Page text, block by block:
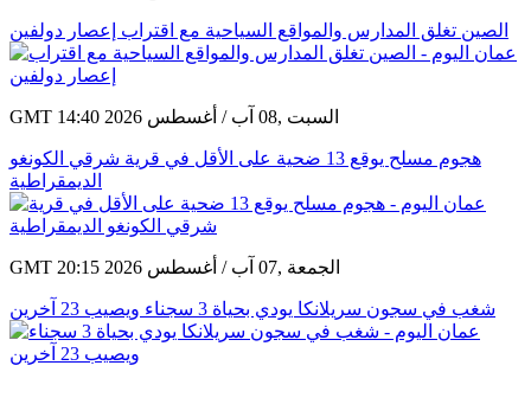
الصين تغلق المدارس والمواقع السياحية مع اقتراب إعصار دولفين
GMT 14:40 2026 السبت ,08 آب / أغسطس
هجوم مسلح يوقع 13 ضحية على الأقل في قرية شرقي الكونغو
الديمقراطية
GMT 20:15 2026 الجمعة ,07 آب / أغسطس
شغب في سجون سريلانكا يودي بحياة 3 سجناء ويصيب 23 آخرين